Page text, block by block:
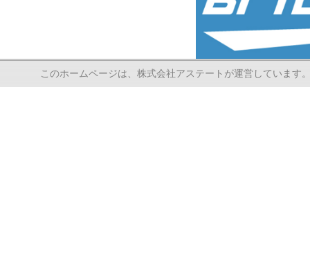
このホームページは、株式会社アステートが運営していま